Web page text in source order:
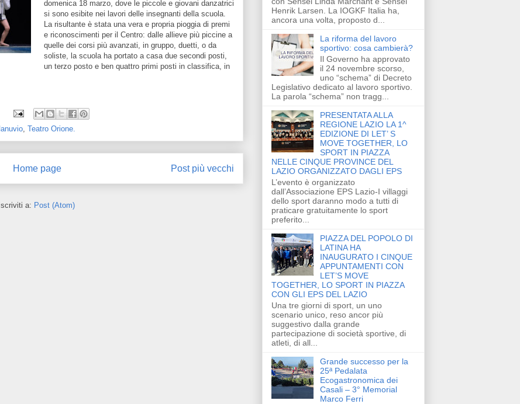
domenica 18 marzo, dove le piccole e giovani danzatrici
si sono esibite nei lavori delle insegnanti della scuola.
La risultante è stata una vera e propria pioggia di premi
e riconoscimenti per il Centro: dalle allieve più piccine a
quelle dei corsi più avanzati, in gruppo, duetti, o da
soliste, la scuola ha portato a casa due secondi posti,
un terzo posto e ben quattro primi posti in classifica, in
lanuvio Teatro Orione.
Post più vecchi
Home page
Iscriviti a: Post (Atom)
Henrik Larsen. La IOGKF Italia ha,
ancora una volta, proposto d...
La riforma del lavoro
sportivo: cosa cambierà?
Il Governo ha approvato
il 24 novembre scorso,
uno “schema” di Decreto
Legislativo dedicato al lavoro sportivo.
La parola “schema” non tragg...
PRESENTATA ALLA
REGIONE LAZIO LA 1^
EDIZIONE DI LET’ S
MOVE TOGETHER, LO
SPORT IN PIAZZA
NELLE CINQUE PROVINCE DEL
LAZIO ORGANIZZATO DAGLI EPS
L’evento è organizzato
dall’Associazione EPS Lazio-I villaggi
dello sport daranno modo a tutti di
praticare gratuitamente lo sport
preferito...
PIAZZA DEL POPOLO DI
LATINA HA
INAUGURATO I CINQUE
APPUNTAMENTI CON
LET’S MOVE
TOGETHER, LO SPORT IN PIAZZA
CON GLI EPS DEL LAZIO
Una tre giorni di sport, un uno
scenario unico, reso ancor più
suggestivo dalla grande
partecipazione di società sportive, di
atleti, di all...
Grande successo per la
25ª Pedalata
Ecogastronomica dei
Casali – 3° Memorial
Marco Ferri